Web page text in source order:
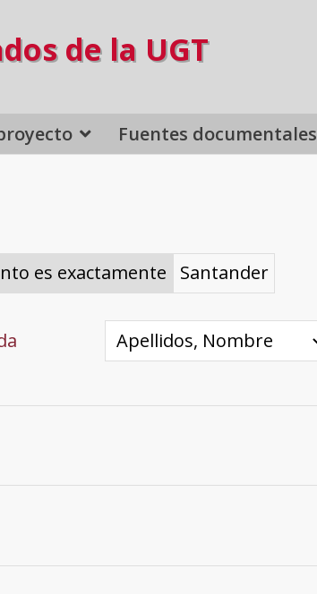
de la UGT
Fuentes documentales
es exactamente Santander